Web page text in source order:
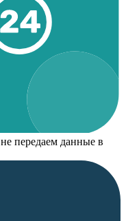
передаем данные в